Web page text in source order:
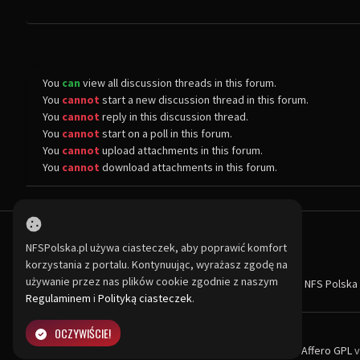
You can view all discussion threads in this forum.
You cannot start a new discussion thread in this forum.
You cannot reply in this discussion thread.
You cannot start on a poll in this forum.
You cannot upload attachments in this forum.
You cannot download attachments in this forum.
NFSPolska.pl używa ciasteczek, aby poprawić komfort
korzystania z portalu. Kontynuując, wyrażasz zgodę na
używanie przez nas plików cookie zgodnie z naszym
Regulaminem i Polityką ciasteczek.
OCZYWIŚCIE!
Największa społeczność Need for Speed w Polsce! Znajdziesz u
Nie czekaj dłużej - wstąp do naszej społeczności! Czekamy na ciebie!
O NAS O NFS Polska
Powered by PHP-Fusion. Copyright © 2026
Released as free software without warranties under
GNU Affero GPL